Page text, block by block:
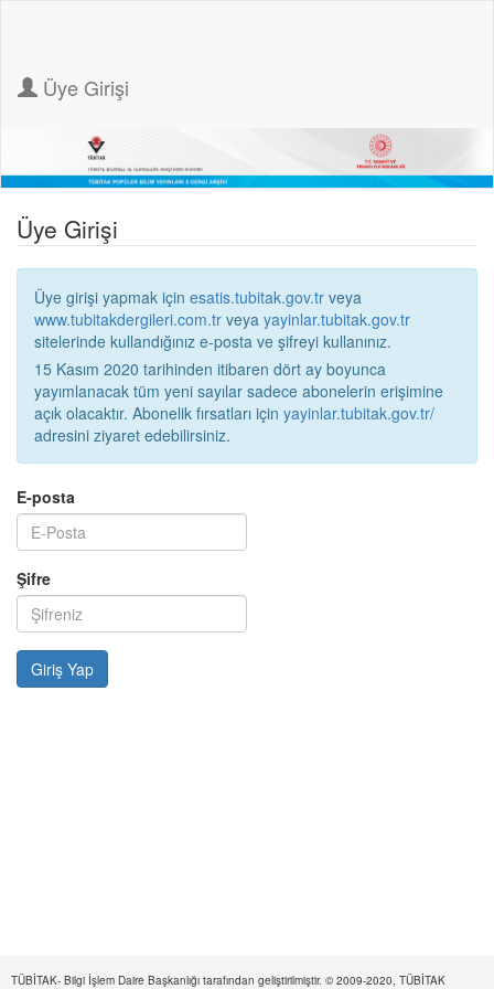
Üye Girişi
Üye Girişi
Üye girişi yapmak için esatis.tubitak.gov.tr veya
www.tubitakdergileri.com.tr veya yayinlar.tubitak.gov.tr
sitelerinde kullandığınız e-posta ve şifreyi kullanınız.
15 Kasım 2020 tarihinden itibaren dört ay boyunca
yayımlanacak tüm yeni sayılar sadece abonelerin erişimine
açık olacaktır. Abonelik fırsatları için yayinlar.tubitak.gov.tr/
adresini ziyaret edebilirsiniz.
E-posta
Şifre
TÜBİTAK- Bilgi İşlem Daire Başkanlığı tarafından geliştirilmiştir. © 2009-2020, TÜBİTAK